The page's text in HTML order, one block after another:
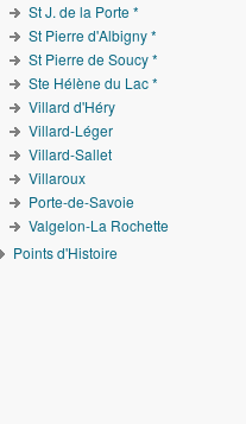
St J. de la Porte *
St Pierre d'Albigny *
St Pierre de Soucy *
Ste Hélène du Lac *
Villard d'Héry
Villard-Léger
Villard-Sallet
Villaroux
Porte-de-Savoie
Valgelon-La Rochette
Points d'Histoire